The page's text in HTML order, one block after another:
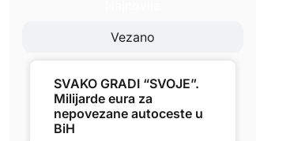
Vezano
SVAKO GRADI “SVOJE”.
Milijarde eura za
nepovezane autoceste u
BiH